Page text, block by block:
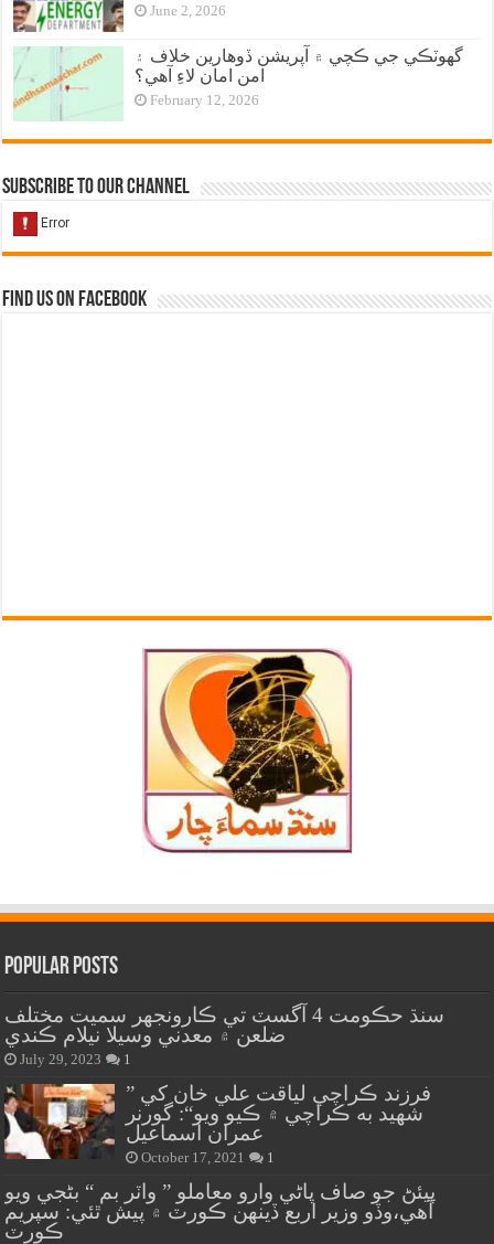
June 2, 2026
گهوٽڪي جي ڪچي ۾ آپريشن ڏوهارين خلاف ۽
امن امان لاءِ آهي؟
February 12, 2026
Subscribe to our Channel
Find us on Facebook
Popular Posts
سنڌ حڪومت 4 آگسٽ تي ڪارونجهر سميت مختلف
ضلعن ۾ معدني وسيلا نيلام ڪندي
July 29, 2023 1
” فرزند ڪراچي لياقت علي خان کي
شهيد به ڪراچي ۾ ڪيو ويو“: گورنر
عمران اسماعيل
October 17, 2021 1
پيئڻ جو صاف پاڻي وارو معاملو ” واٽر بم “ بڻجي ويو
آهي،وڏو وزير اربع ڏينهن ڪورٽ ۾ پيش ٿئي: سپريم
ڪورٽ